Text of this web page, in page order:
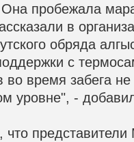
Она пробежала
в
обряда
с
во время забега
уровне", -
что